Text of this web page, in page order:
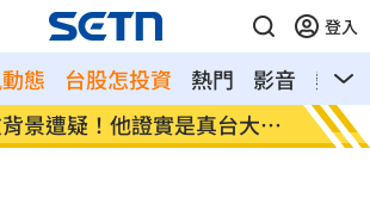
登入
態 台股怎投資 熱門 影音
熱搜
景遭疑！他證實是真台大畢
變態